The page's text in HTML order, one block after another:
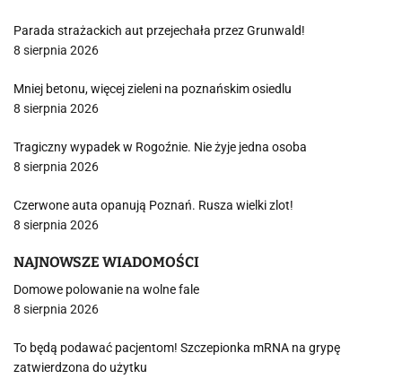
Parada strażackich aut przejechała przez Grunwald!
8 sierpnia 2026
Mniej betonu, więcej zieleni na poznańskim osiedlu
8 sierpnia 2026
Tragiczny wypadek w Rogoźnie. Nie żyje jedna osoba
8 sierpnia 2026
Czerwone auta opanują Poznań. Rusza wielki zlot!
8 sierpnia 2026
NAJNOWSZE WIADOMOŚCI
Domowe polowanie na wolne fale
8 sierpnia 2026
To będą podawać pacjentom! Szczepionka mRNA na grypę
zatwierdzona do użytku